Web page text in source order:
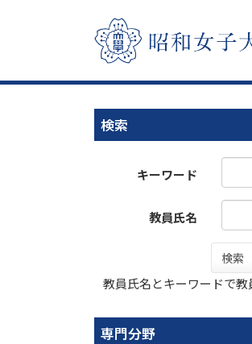
検索
キーワード
教員氏名
検索
教員氏名とキーワードで教
専門分野